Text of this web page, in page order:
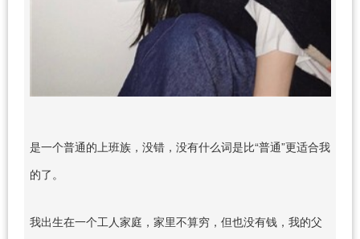
是一个普通的上班族，没错，没有什么词是比“普通”更适合我
的了。
我出生在一个工人家庭，家里不算穷，但也没有钱，我的父